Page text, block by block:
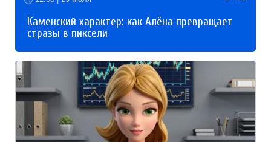
Каменский характер: как Алёна превращает
стразы в пиксели